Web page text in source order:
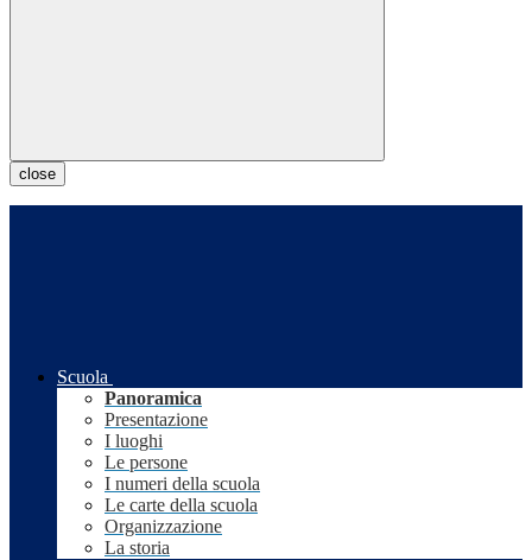
close
Scuola
Panoramica
Presentazione
I luoghi
Le persone
I numeri della scuola
Le carte della scuola
Organizzazione
La storia